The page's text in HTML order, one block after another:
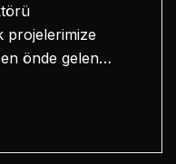
projelerimize
önde gelen…